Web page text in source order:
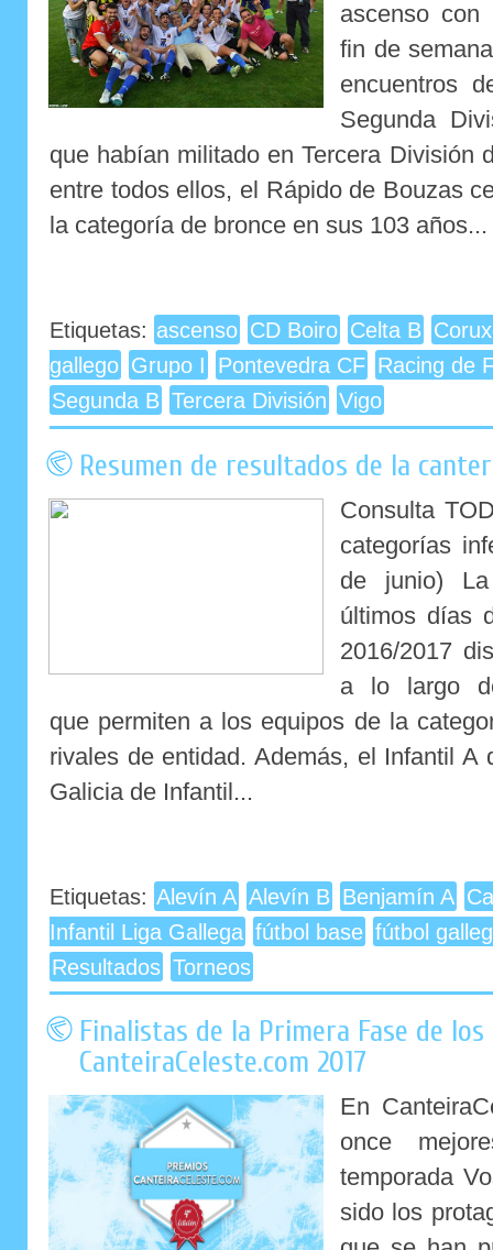
ascenso con
fin de
encuentros
Segunda
que habían militado en Tercera División
entre todos ellos, el Rápido de Bouzas
la categoría de bronce en sus 103 años...
Etiquetas: ascenso CD Boiro Celta B
gallego Grupo I Pontevedra CF Racing de
Segunda B Tercera División Vigo
Resumen de resultados de la
Consulta
categorías
de junio)
últimos días
2016/2017
a lo largo
que permiten a los equipos de la
rivales de entidad. Además, el Infantil A
Galicia de Infantil...
Etiquetas: Alevín A Alevín B Benjamín A
Infantil Liga Gallega fútbol base fútbol
Resultados Torneos
Finalistas de la Primera Fase de
CanteiraCeleste.com 2017
En
once
temporada
sido los